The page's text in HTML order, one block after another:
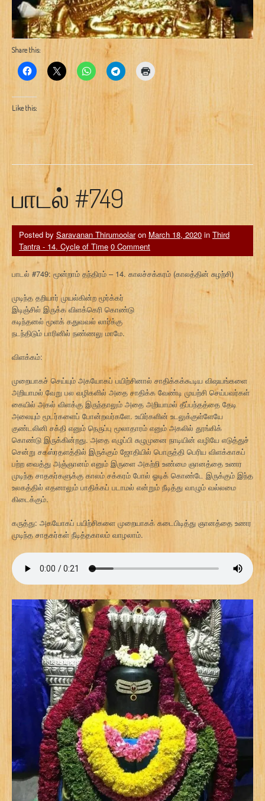
Share this:
Like this:
பாடல் #749
Posted by Saravanan Thirumoolaron March 18, 2020 in Third
Tantra - 14. Cycle of Time 0 Comment
பாடல் #749: மூன்றாம் தந்திரம் – 14. காலச்சக்கரம் (காலத்தின் சுழற்சி)
முடிந்த தறியார் முயல்கின்ற மூர்க்கர்
இடிஞ்சில் இருக்க விளக்கெரி கொண்டு
கடிந்தனல் மூளக் கதுவவல் லார்க்கு
நடந்திடும் பாரினில் நண்ணலு மாமே.
விளக்கம்:
முறையாகச் செய்யும் அகயோகப் பயிற்சினால் சாதிக்கக்கூடிய விஷயங்களை
அறியாமல் வேறு பல வழிகளில் அதை சாதிக்க வேண்டி முயற்சி செய்பவர்கள்
கையில் அகல் விளக்கு இருந்தாலும் அதை அறியாமல் தீப்பந்தத்தை தேடி
அலையும் மூடர்களைப் போன்றவர்களே. உயிர்களின் உடலுக்குள்ளேயே
குண்டலினி சக்தி எனும் நெருப்பு மூலாதாரம் எனும் அகலில் தூங்கிக்
கொண்டு இருக்கின்றது. அதை எழுப்பி சுழுமுனை நாடியின் வழியே எடுத்துச்
சென்று சகஸ்ரதளத்தில் இருக்கும் ஜோதியில் பொருத்தி பெரிய விளக்காகப்
பற்ற வைத்து அஞ்ஞானம் எனும் இருளை அகற்றி உண்மை ஞானத்தை உணர
முடிந்த சாதகர்களுக்கு காலம் சக்கரம் போல் ஓடிக் கொண்டே இருக்கும் இந்த
உலகத்தில் எதனாலும் பாதிக்கப் படாமல் என்றும் நீடித்து வாழும் வல்லமை
கிடைக்கும்.
கருத்து: அகயோகப் பயிற்சிகளை முறையாகக் கடைபிடித்து ஞானத்தை உணர
முடிந்த சாதகர்கள் நீடித்தகாலம் வாழலாம்.